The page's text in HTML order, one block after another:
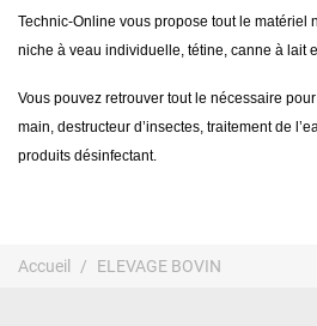
Technic-Online vous propose tout le matériel
niche à veau individuelle, tétine, canne à lait
Vous pouvez retrouver tout le nécessaire
main, destructeur d’insectes, traitement de
produits désinfectant.
Accueil ELEVAGE BOVIN